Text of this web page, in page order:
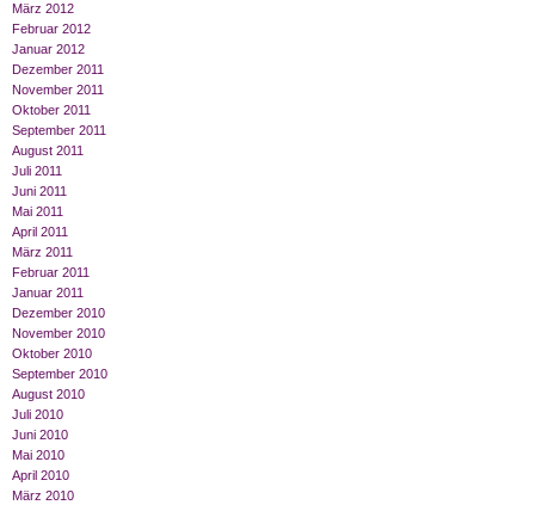
März 2012
Februar 2012
Januar 2012
Dezember 2011
November 2011
Oktober 2011
September 2011
August 2011
Juli 2011
Juni 2011
Mai 2011
April 2011
März 2011
Februar 2011
Januar 2011
Dezember 2010
November 2010
Oktober 2010
September 2010
August 2010
Juli 2010
Juni 2010
Mai 2010
April 2010
März 2010